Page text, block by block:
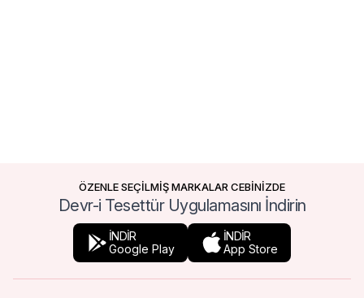
ÖZENLE SEÇİLMİŞ MARKALAR CEBİNİZDE
Devr-i Tesettür Uygulamasını İndirin
İNDİR
Google Play
İNDİR
App Store